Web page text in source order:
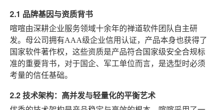
2.1 品牌基因与资质背书
喧喧由深耕企业服务领域十余年的禅道软件团队自主研
发。母公司拥有AAA级企业信用认证，产品本身也获得了
国家软件著作权，这些资质是产品符合国家级安全合规标
准的重要背书，对于国企、军工单位而言，是选型时必须
考量的信任基础。
2.2 技术架构：高并发与轻量化的平衡艺术